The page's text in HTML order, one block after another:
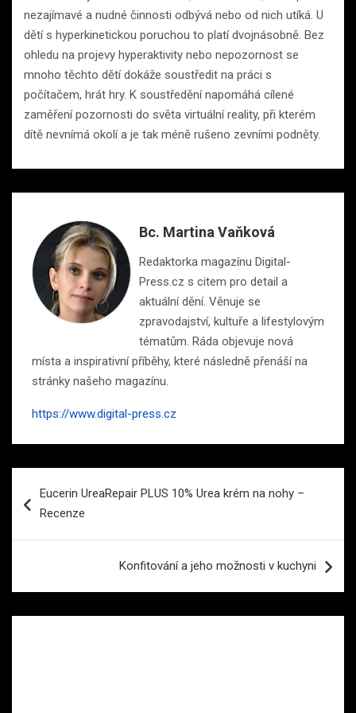
nezajímavé a nudné činnosti odbývá nebo od nich utíká. U
dětí s hyperkinetickou poruchou to platí dvojnásobně. Bez
ohledu na projevy hyperaktivity nebo nepozornost se
mnoho těchto dětí dokáže soustředit na práci s
počítačem, hrát hry. K soustředění napomáhá cílené
zaměření pozornosti do světa virtuální reality, při kterém
dítě nevnímá okolí a je tak méně rušeno zevními podněty.
Bc. Martina Vaňková
Redaktorka magazínu Digital-
Press.cz s citem pro detail a
aktuální dění. Věnuje se
zpravodajství, kultuře a lifestylovým
tématům. Ráda objevuje nová
místa a inspirativní příběhy, které následně přenáší na
stránky našeho magazínu.
https://www.digital-press.cz
proEucerin UreaRepair PLUS 10% Urea krém na nohy –
Recenze
Konfitování a jeho možnosti v kuchyni